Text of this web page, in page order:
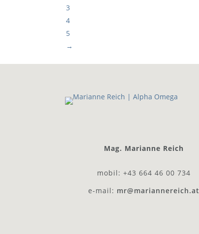
3
4
5
→
Mag. Marianne Reich
mobil: +43 664 46 00 734
e-mail: mr@mariannereich.at